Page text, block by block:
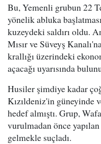
Bu, Yemenli grubun 22
yönelik abluka
kuzeydeki saldırı oldu.
Mısır ve Süveyş
krallığı üzerindeki
açacağı uyarısında
Husiler şimdiye kadar
Kızıldeniz'in güneyinde
hedef almıştı. Grup,
vurulmadan önce yapılan
gelmekle suçladı.